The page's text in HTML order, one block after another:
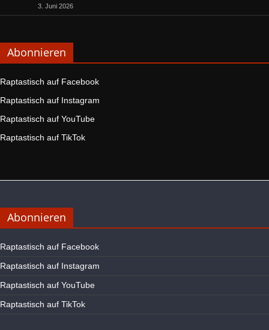
3. Juni 2026
Abonnieren
Raptastisch auf Facebook
Raptastisch auf Instagram
Raptastisch auf YouTube
Raptastisch auf TikTok
Abonnieren
Raptastisch auf Facebook
Raptastisch auf Instagram
Raptastisch auf YouTube
Raptastisch auf TikTok